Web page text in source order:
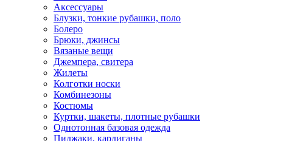
Аксессуары
Блузки, тонкие рубашки, поло
Болеро
Брюки, джинсы
Вязаные вещи
Джемпера, свитера
Жилеты
Колготки носки
Комбинезоны
Костюмы
Куртки, шакеты, плотные рубашки
Однотонная базовая одежда
Пиджаки, кардиганы